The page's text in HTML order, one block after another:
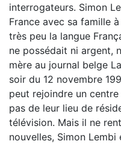
interrogateurs. Simon
France avec sa famille
très peu la langue
ne possédait ni argent,
mère au journal belge
soir du 12 novembre
peut rejoindre un
pas de leur lieu de
télévision. Mais il ne
nouvelles, Simon